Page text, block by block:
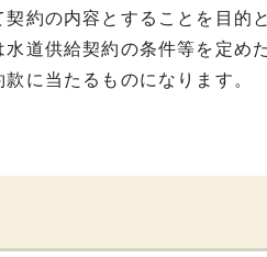
契約の内容とすることを目
道供給契約の条件等を定め
に当たるものになります。